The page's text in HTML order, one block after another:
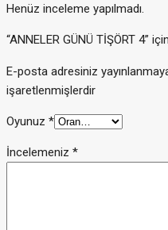
Henüz inceleme yapılmadı.
“ANNELER GÜNÜ TİŞÖRT 4”
E-posta adresiniz
işaretlenmişlerdir
Oyunuz *
İncelemeniz *